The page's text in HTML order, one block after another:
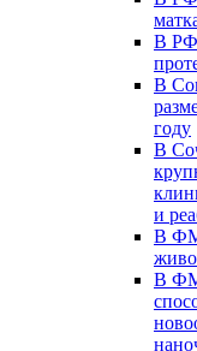
В РФ
В
году
В
и
В
В